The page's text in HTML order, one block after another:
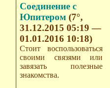
Соединение с
Юпитером(7°,
31.12.2015 05:19 —
01.01.2016 10:18)
Стоит воспользоваться
своими связями или
завязать полезные
знакомства.